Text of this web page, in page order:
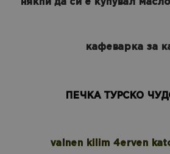
някпй да си е купувал
кафеварка за
ПЕЧКА ТУРСКО
valnen kilim 4erven